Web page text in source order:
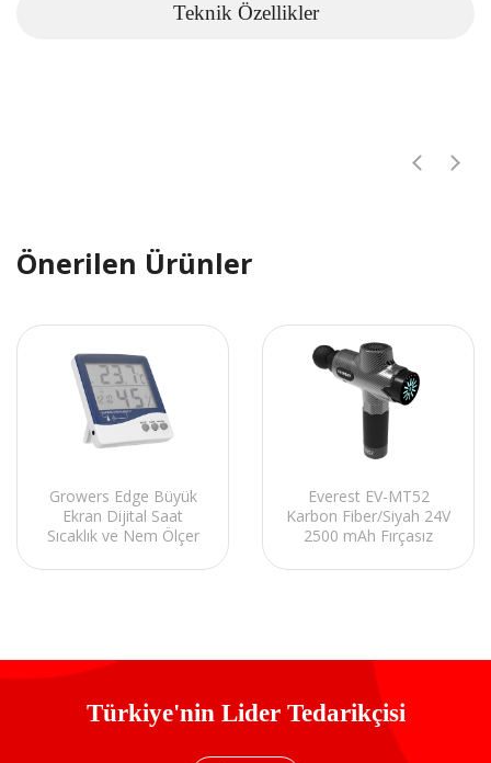
Teknik Özellikler
Önerilen Ürünler
Growers Edge Büyük
Ekran Dijital Saat
Sıcaklık ve Nem Ölçer
Everest EV-MT52
Karbon Fiber/Siyah 24V
2500 mAh Fırçasız
10 Başlıklı Kablosuz
Türkiye'nin Lider Tedarikçisi